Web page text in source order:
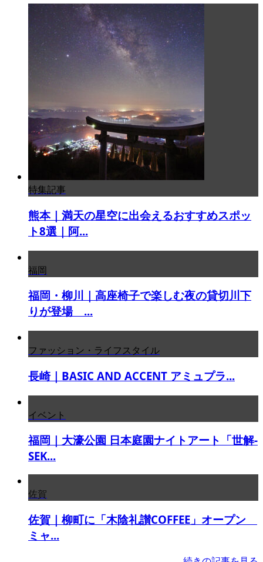
特集記事
熊本｜満天の星空に出会えるおすすめスポッ
ト8選｜阿...
福岡
福岡・柳川｜高座椅子で楽しむ夜の貸切川下
りが登場 ...
ファッション・ライフスタイル
長崎｜BASIC AND ACCENT アミュプラ...
イベント
福岡｜大濠公園 日本庭園ナイトアート「世解-
SEK...
佐賀
佐賀｜柳町に「木陰礼讃COFFEE」オープン
ミャ...